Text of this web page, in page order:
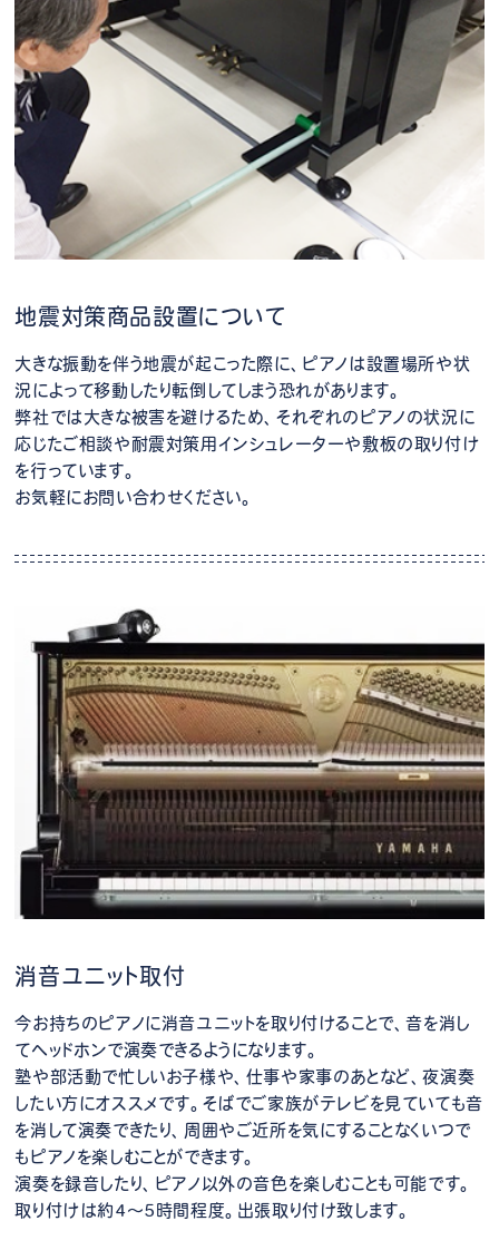
地震対策商品設置について
大きな振動を伴う地震が起こった際に、ピアノは設置場所や状
況によって移動したり転倒してしまう恐れがあります。
弊社では大きな被害を避けるため、それぞれのピアノの状況に
応じたご相談や耐震対策用インシュレーターや敷板の取り付け
を行っています。
お気軽にお問い合わせください。
消音ユニット取付
今お持ちのピアノに消音ユニットを取り付けることで、音を消し
てヘッドホンで演奏できるようになります。
塾や部活動で忙しいお子様や、仕事や家事のあとなど、夜演奏
したい方にオススメです。そばでご家族がテレビを見ていても音
を消して演奏できたり、周囲やご近所を気にすることなくいつで
もピアノを楽しむことができます。
演奏を録音したり、ピアノ以外の音色を楽しむことも可能です。
取り付けは約4～5時間程度。出張取り付け致します。